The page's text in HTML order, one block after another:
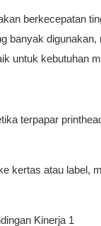
berkecepatan
banyak
untuk kebutuhan
terpapar
kertas atau label,